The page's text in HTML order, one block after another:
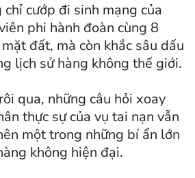
cướp đi sinh mạng của
phi hành đoàn cùng 8
đất, mà còn khắc sâu dấu
lịch sử hàng không thế giới.
qua, những câu hỏi xoay
thực sự của vụ tai nạn vẫn
một trong những bí ẩn lớn
không hiện đại.